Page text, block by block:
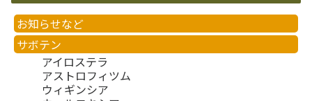
お知らせなど
サボテン
アイロステラ
アストロフィツム
ウィギンシア